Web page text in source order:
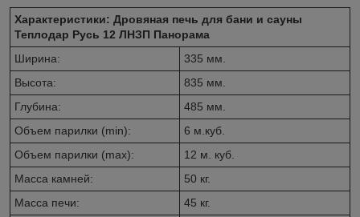
Характеристики: Дровяная печь для бани и сауны
Теплодар Русь 12 ЛНЗП Панорама
Ширина:
335 мм.
Высота:
835 мм.
Глубина:
485 мм.
Объем парилки (min):
6 м.куб.
Объем парилки (max):
12 м. куб.
Масса камней:
50 кг.
Масса печи:
45 кг.